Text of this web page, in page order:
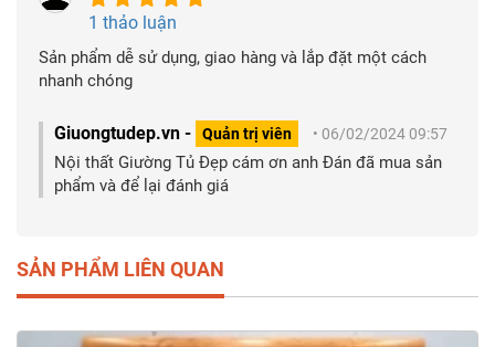
1 thảo luận
Sản phẩm dễ sử dụng, giao hàng và lắp đặt một cách
nhanh chóng
Giuongtudep.vn - Quản trị viên • 06/02/2024 09:57
Nội thất Giường Tủ Đẹp cám ơn anh Đán đã mua sản
phẩm và để lại đánh giá
SẢN PHẨM LIÊN QUAN